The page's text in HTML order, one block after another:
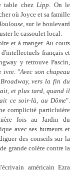
table chezLipp. On le
où Joyce et sa famille
, sur le boulevard
le cassoulet local.
et à manger. Au cours
français et
y retrouve Pascin,
ivre. "Avec son chapeau
vers la fin du
et plus tard, quand il
ce soir-là, au Dôme".
complicité particluière
fois au Jardin du
avec ses humeurs et
des conseils sur la
grande colère contre la
américain Ezra